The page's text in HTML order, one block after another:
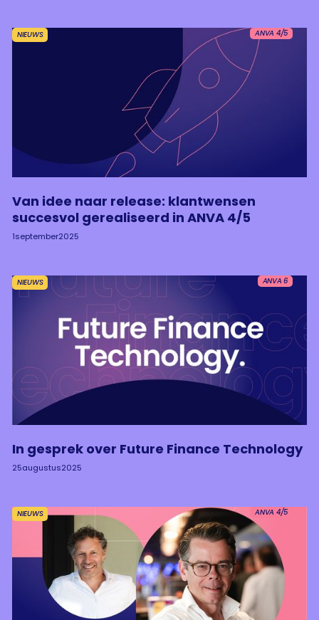
ANVA 4/5
NIEUWS
Van idee naar release: klantwensen
succesvol gerealiseerd in ANVA 4/5
1september2025
ANVA 6
NIEUWS
In gesprek over Future Finance Technology
25augustus2025
ANVA 4/5
NIEUWS